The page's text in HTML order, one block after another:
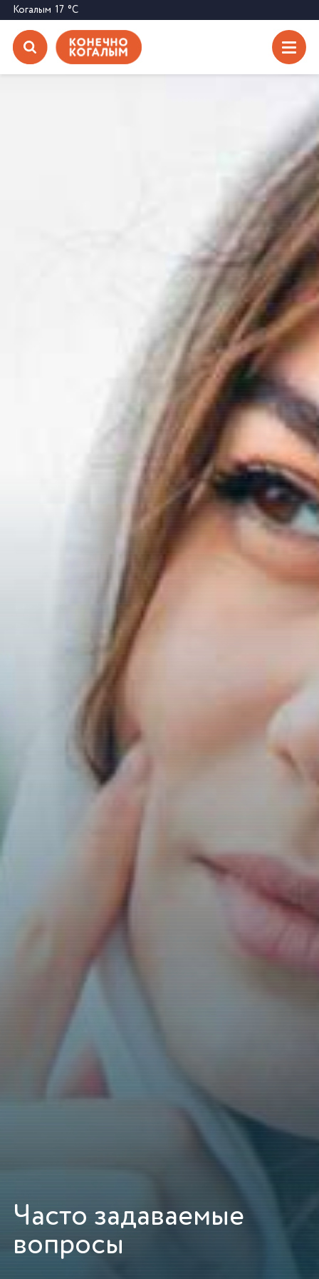
Когалым 17 °C
Часто задаваемые
вопросы